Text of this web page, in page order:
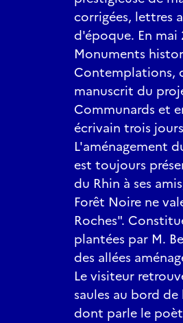
corrigées, lettres
d'époque. En
Monuments
Contemplations,
manuscrit du
Communards et
écrivain trois
L'aménagement
est toujours
du Rhin à ses
Forêt Noire ne
Roches".
plantées par M.
des allées
Le visiteur
saules au bord
dont parle le